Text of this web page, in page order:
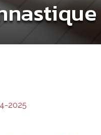
2025